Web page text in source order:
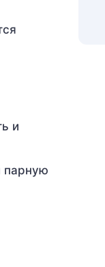
и
парную